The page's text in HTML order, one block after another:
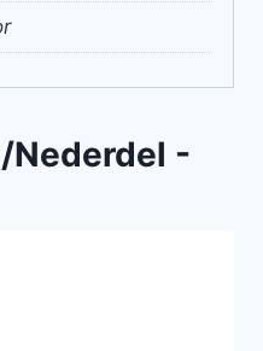
Nederdel -